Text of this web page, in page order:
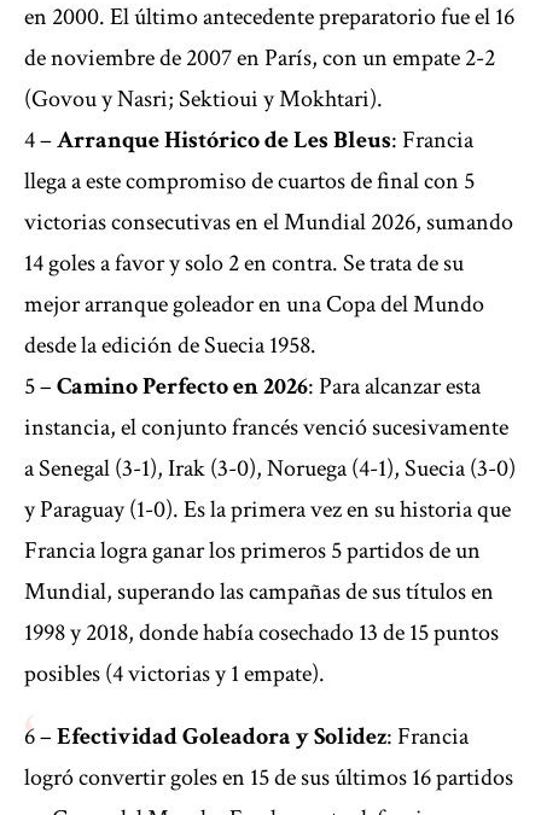
en 2000. El último antecedente preparatorio fue el 16
de noviembre de 2007 en París, con un empate 2-2
(Govou y Nasri; Sektioui y Mokhtari).
4 –Arranque Histórico de Les Bleus: Francia
llega a este compromiso de cuartos de final con 5
victorias consecutivas en el Mundial 2026, sumando
14 goles a favor y solo 2 en contra. Se trata de su
mejor arranque goleador en una Copa del Mundo
desde la edición de Suecia 1958.
5 –Camino Perfecto en 2026: Para alcanzar esta
instancia, el conjunto francés venció sucesivamente
a Senegal (3-1), Irak (3-0), Noruega (4-1), Suecia (3-0)
y Paraguay (1-0). Es la primera vez en su historia que
Francia logra ganar los primeros 5 partidos de un
Mundial, superando las campañas de sus títulos en
1998 y 2018, donde había cosechado 13 de 15 puntos
posibles (4 victorias y 1 empate).
6 –Efectividad Goleadora y Solidez: Francia
logró convertir goles en 15 de sus últimos 16 partidos